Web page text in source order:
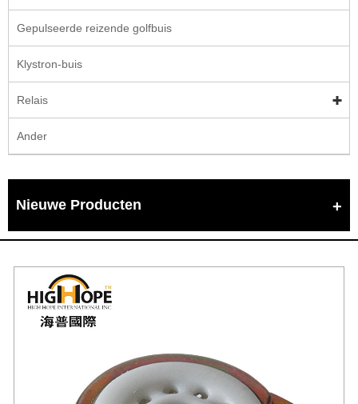
Gepulseerde reizende golfbuis
Klystron-buis
Relais
Ander
Nieuwe Producten